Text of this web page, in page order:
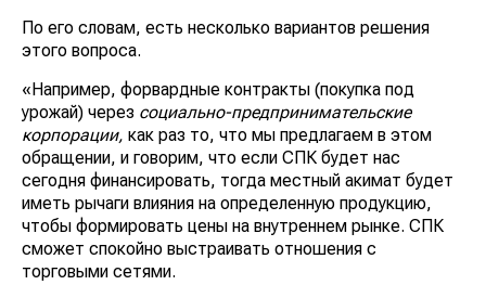
По его словам, есть несколько вариантов решения
этого вопроса.
«Например, форвардные контракты (покупка под
урожай) через социально-предпринимательские
корпорации, как раз то, что мы предлагаем в этом
обращении, и говорим, что если СПК будет нас
сегодня финансировать, тогда местный акимат будет
иметь рычаги влияния на определенную продукцию,
чтобы формировать цены на внутреннем рынке. СПК
сможет спокойно выстраивать отношения с
торговыми сетями.